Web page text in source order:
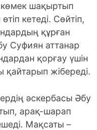
шақыртып
кетеді. Сөйтіп,
құрған
Суфиян аттанар
қорғау үшін
қайтарып жібереді.
әскербасы Әбу
арақ-шарап
Мақсаты –